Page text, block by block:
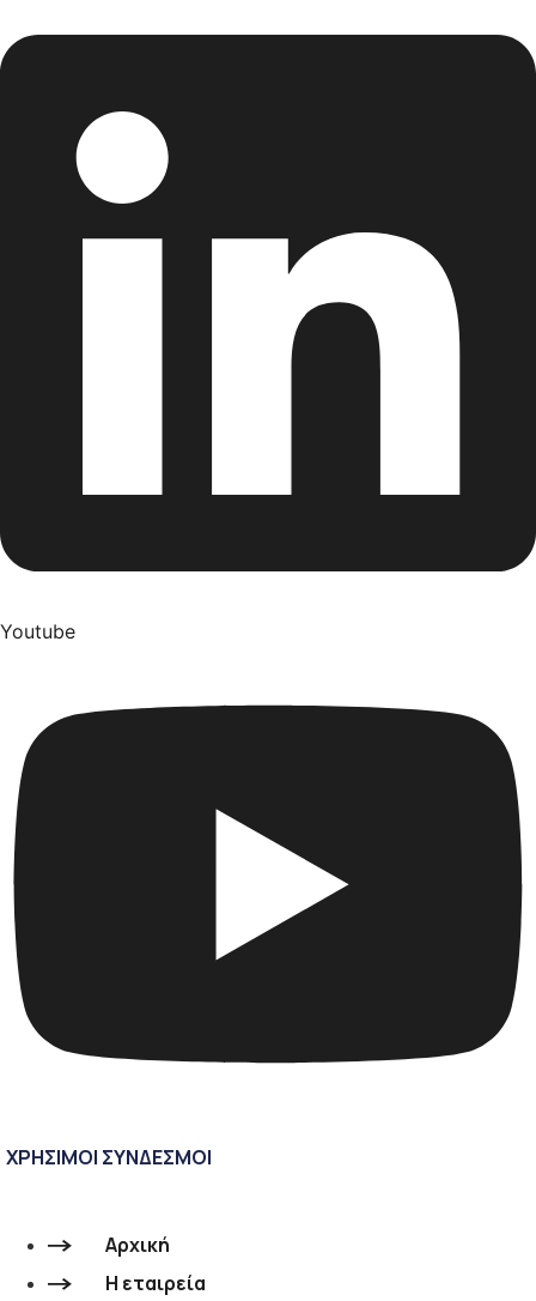
Youtube
ΧΡΗΣΙΜΟΙ ΣΥΝΔΕΣΜΟΙ
Αρχική
Η εταιρεία